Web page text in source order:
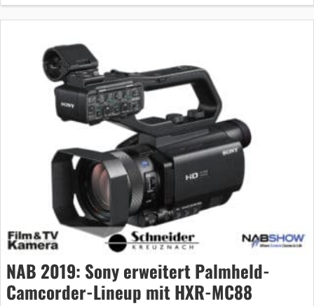
NAB 2019: Sony erweitert Palmheld-
Camcorder-Lineup mit HXR-MC88